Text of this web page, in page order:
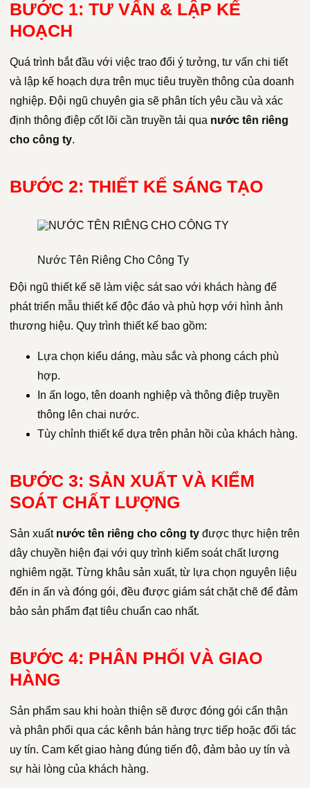
BƯỚC 1: TƯ VẤN & LẬP KẾ
HOẠCH
Quá trình bắt đầu với việc trao đổi ý tưởng, tư vấn chi tiết
và lập kế hoạch dựa trên mục tiêu truyền thông của doanh
nghiệp. Đội ngũ chuyên gia sẽ phân tích yêu cầu và xác
định thông điệp cốt lõi cần truyền tải qua nước tên riêng
cho công ty.
BƯỚC 2: THIẾT KẾ SÁNG TẠO
Nước Tên Riêng Cho Công Ty
Đội ngũ thiết kế sẽ làm việc sát sao với khách hàng để
phát triển mẫu thiết kế độc đáo và phù hợp với hình ảnh
thương hiệu. Quy trình thiết kế bao gồm:
Lựa chọn kiểu dáng, màu sắc và phong cách phù
hợp.
In ấn logo, tên doanh nghiệp và thông điệp truyền
thông lên chai nước.
Tùy chỉnh thiết kế dựa trên phản hồi của khách hàng.
BƯỚC 3: SẢN XUẤT VÀ KIỂM
SOÁT CHẤT LƯỢNG
Sản xuất nước tên riêng cho công ty được thực hiện trên
dây chuyền hiện đại với quy trình kiểm soát chất lượng
nghiêm ngặt. Từng khâu sản xuất, từ lựa chọn nguyên liệu
đến in ấn và đóng gói, đều được giám sát chặt chẽ để đảm
bảo sản phẩm đạt tiêu chuẩn cao nhất.
BƯỚC 4: PHÂN PHỐI VÀ GIAO
HÀNG
Sản phẩm sau khi hoàn thiện sẽ được đóng gói cẩn thận
và phân phối qua các kênh bán hàng trực tiếp hoặc đối tác
uy tín. Cam kết giao hàng đúng tiến độ, đảm bảo uy tín và
sự hài lòng của khách hàng.